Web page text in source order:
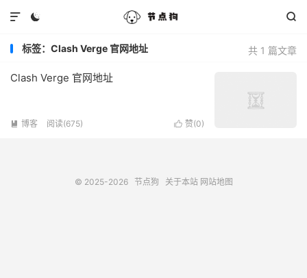
 

共 1 篇文章
标签：Clash Verge 官网地址
Clash Verge 官网地址
 赞(0)
 博客 阅读(675)
© 2025-2026 节点狗 关于本站 网站地图